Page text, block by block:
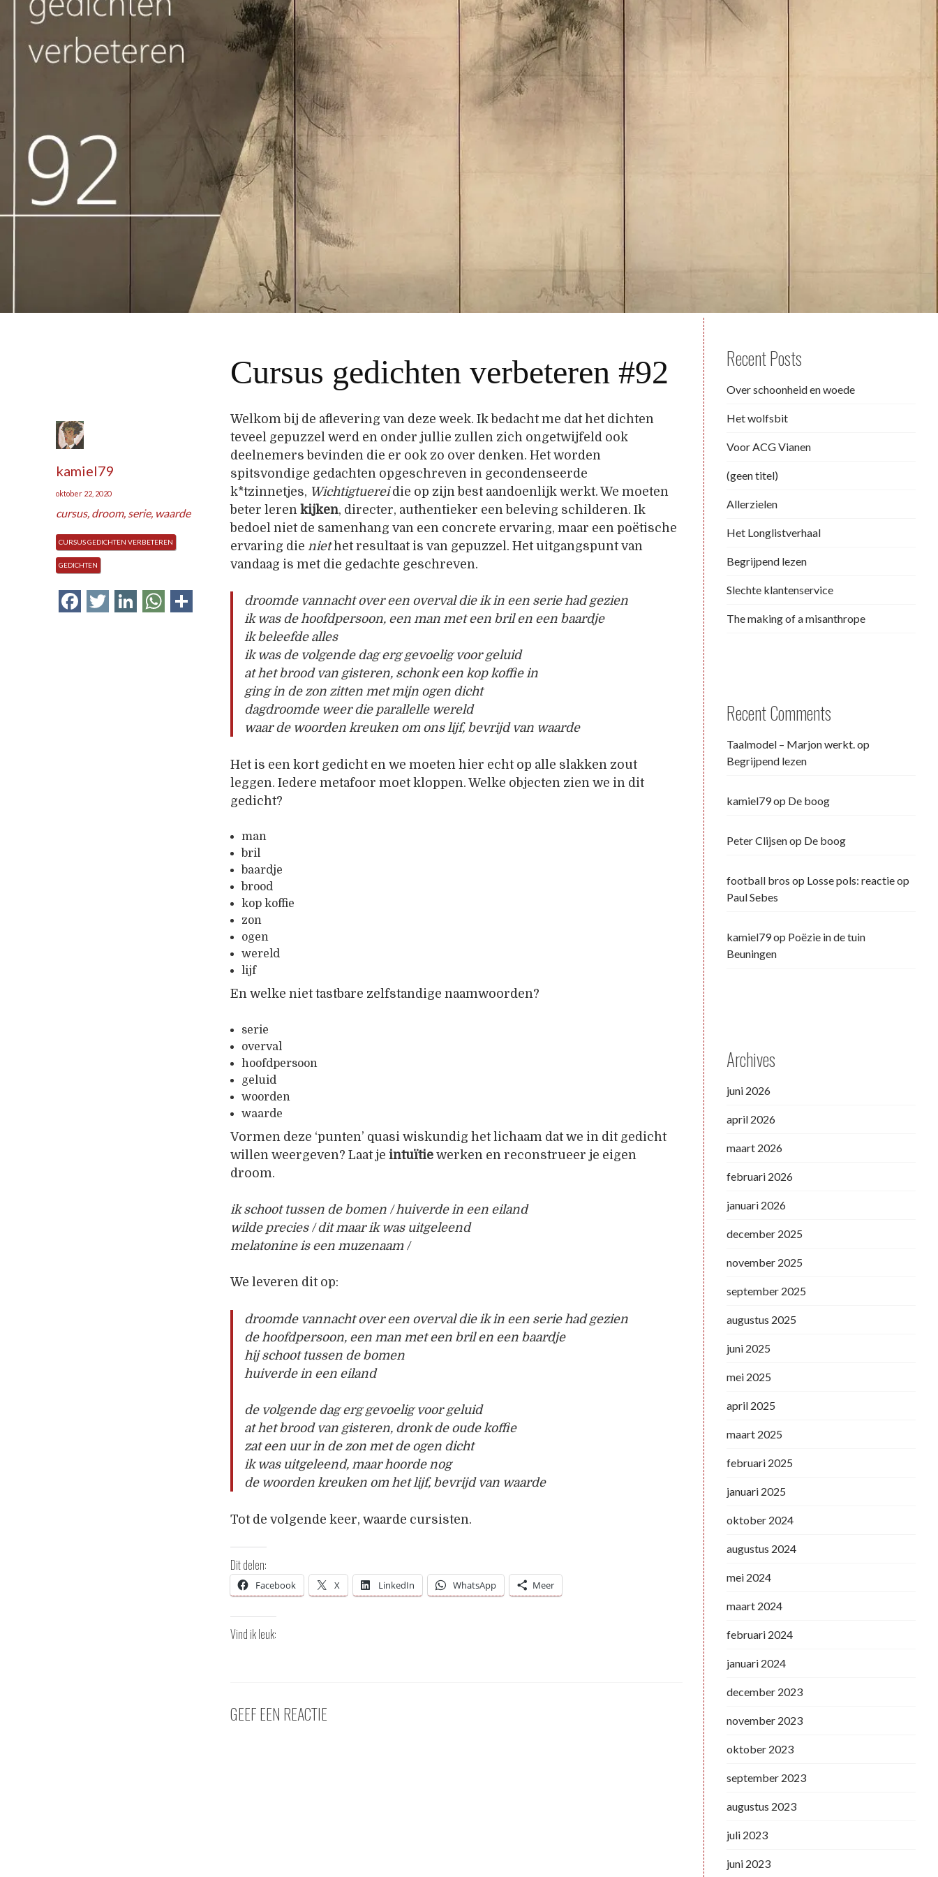
Cursus gedichten verbeteren #92
kamiel79
oktober 22, 2020
cursus, droom, serie, waarde
CURSUS GEDICHTEN VERBETEREN
GEDICHTEN
Facebook
Twitter
LinkedInWhatsApp
Delen
Welkom bij de aflevering van deze week. Ik bedacht me dat het dichten
teveel gepuzzel werd en onder jullie zullen zich ongetwijfeld ook
deelnemers bevinden die er ook zo over denken. Het worden
spitsvondige gedachten opgeschreven in gecondenseerde
k*tzinnetjes, Wichtigtuereidie op zijn best aandoenlijk werkt. We moeten
beter lerenkijken, directer, authentieker een beleving schilderen. Ik
bedoel niet de samenhang van een concrete ervaring, maar een poëtische
ervaring dieniethet resultaat is van gepuzzel. Het uitgangspunt van
vandaag is met die gedachte geschreven.
droomde vannacht over een overval die ik in een serie had gezien
ik was de hoofdpersoon, een man met een bril en een baardje
ik beleefde alles
ik was de volgende dag erg gevoelig voor geluid
at het brood van gisteren, schonk een kop koffie in
ging in de zon zitten met mijn ogen dicht
dagdroomde weer die parallelle wereld
waar de woorden kreuken om ons lijf, bevrijd van waarde
Het is een kort gedicht en we moeten hier echt op alle slakken zout
leggen. Iedere metafoor moet kloppen. Welke objecten zien we in dit
gedicht?
man
bril
baardje
brood
kop koffie
zon
ogen
wereld
lijf
En welke niet tastbare zelfstandige naamwoorden?
serie
overval
hoofdpersoon
geluid
woorden
waarde
Vormen deze ‘punten’ quasi wiskundig het lichaam dat we in dit gedicht
willen weergeven? Laat je intuïtie werken en reconstrueer je eigen
droom.
ik schoot tussen de bomen / huiverde in een eiland
wilde precies / dit maar ik was uitgeleend
melatonine is een muzenaam /
We leveren dit op:
droomde vannacht over een overval die ik in een serie had gezien
de hoofdpersoon, een man met een bril en een baardje
hij schoot tussen de bomen
huiverde in een eiland
de volgende dag erg gevoelig voor geluid
at het brood van gisteren, dronk de oude koffie
zat een uur in de zon met de ogen dicht
ik was uitgeleend, maar hoorde nog
de woorden kreuken om het lijf, bevrijd van waarde
Tot de volgende keer, waarde cursisten.
Dit delen:
Facebook X LinkedIn WhatsApp Meer
Vind ik leuk:
GEEF EEN REACTIE
Recent Posts
Over schoonheid en woede
Het wolfsbit
Voor ACG Vianen
(geen titel)
Allerzielen
Het Longlistverhaal
Begrijpend lezen
Slechte klantenservice
The making of a misanthrope
Recent Comments
Taalmodel – Marjon werkt.op
Begrijpend lezen
kamiel79op De boog
Peter Clijsenop De boog
football bros op Losse pols: reactie op
Paul Sebes
kamiel79op Poëzie in de tuin
Beuningen
Archives
juni 2026
april 2026
maart 2026
februari 2026
januari 2026
december 2025
november 2025
september 2025
augustus 2025
juni 2025
mei 2025
april 2025
maart 2025
februari 2025
januari 2025
oktober 2024
augustus 2024
mei 2024
maart 2024
februari 2024
januari 2024
december 2023
november 2023
oktober 2023
september 2023
augustus 2023
juli 2023
juni 2023